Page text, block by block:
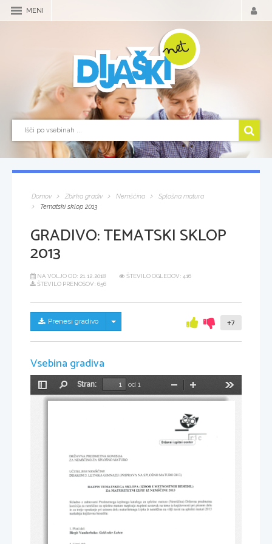
MENI
Domov Zbirka gradiv Nemščina
Splošna matura
Tematski sklop 2013
GRADIVO:TEMATSKI SKLOP
2013
NA VOLJO OD: 21.12.2018
ŠTEVILO OGLEDOV: 416
ŠTEVILO PRENOSOV: 656
Prenesi gradivo Skrij/prikaži meni +7
Vsebina gradiva
Preklopi
stransko
Stran:
od 1
Pomanjšaj
gs
-
pnZavNa PREDMETNA KOMISIJA
za NevSe rNo zA sploSNo MATURo
ui rrpr-rpul NntvtS invp
DTJAKOM 3. LETNIKA GIMNAZIJ (PRIPRAVA NA SPLOSNO MATURO 2013)
RAZPIS TEMATSKEGA SKLOPA (IZBOR UMETNOSTNIH BESEDIL)
ZA MATURITETNI IZPTT IZ NEMSCINE 2013
Skladno zahtevami Predmetnega izpitnega kataloga za sploSno maturo (Nem5dina) DrLavna
predmetna
komisija
za nemsdino za splo5no maturo razpisuje za pisni sestavek na temo iz knjiZevnosti pri pisnem delu
inzatretje vpra5anje pri ustnem delu maturitetnega izpitaiznem5dine na vi5ji ravni na sploSni maturi 2013
naslednj a knj iZevna besedila:
1. Pisni del:
Birgit Vanderbekez Geld oder Leben
2. Ustni del: